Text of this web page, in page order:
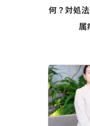
何？対処
属